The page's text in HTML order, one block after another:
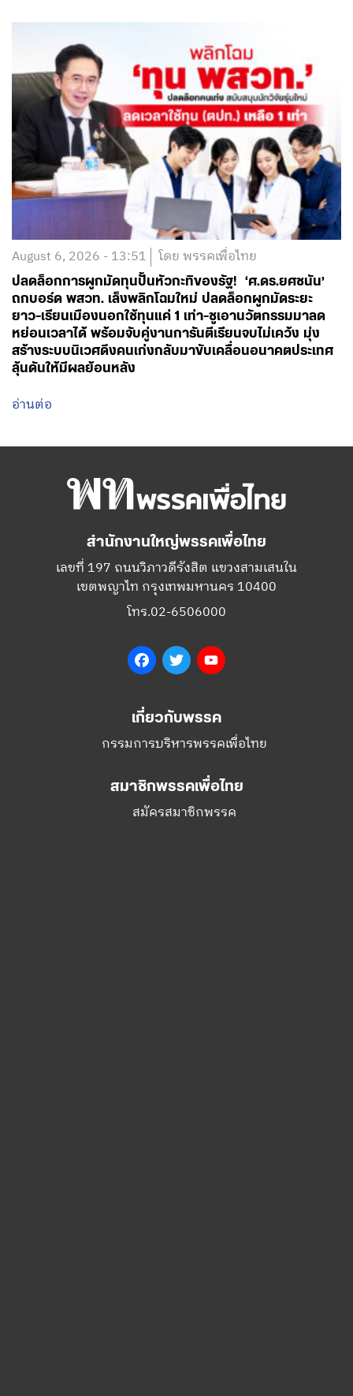
August 6, 2026 - 13:51 โดย พรรคเพื่อไทย
ปลดล็อกการผูกมัดทุนปั้นหัวกะทิของรัฐ! ‘ศ.ดร.ยศชนัน’
ถกบอร์ด พสวท. เล็งพลิกโฉมใหม่ ปลดล็อกผูกมัดระยะ
ยาว-เรียนเมืองนอกใช้ทุนแค่ 1 เท่า-ชูเอานวัตกรรมมาลด
หย่อนเวลาได้ พร้อมจับคู่งานการันตีเรียนจบไม่เคว้ง มุ่ง
สร้างระบบนิเวศดึงคนเก่งกลับมาขับเคลื่อนอนาคตประเทศ
ลุ้นดันให้มีผลย้อนหลัง
อ่านต่อ
เลขที่ 197 ถนนวิภาวดีรังสิต แขวงสามเสนใน
เขตพญาไท กรุงเทพมหานคร 10400
โทร.02-6506000
FacebookTwitterYouTube
กรรมการบริหารพรรคเพื่อไทย
สมาชิกพรรคเพื่อไทย
สมัครสมาชิกพรรค